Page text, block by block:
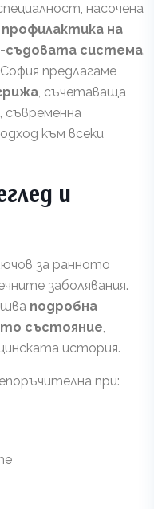
насочена
на
съдовата система.
предлагаме
, съчетаваща
съвременна
към всеки
и
за ранното
заболявания.
подробна
състояние,
история.
при: